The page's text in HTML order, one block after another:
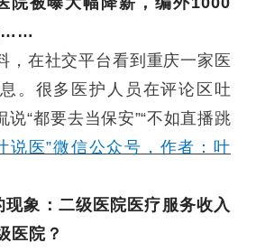
……
，在社交平台看到重庆一家医
。很多医护人员在评论区吐
说“都要去当保安”“不如直播跳
说医”微信公众号，作者：叶
象：二级医院医疗服务收入
医院？